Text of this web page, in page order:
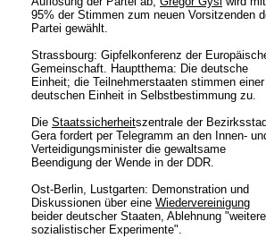
95% der Stimmen zum neuen Vorsitzenden
Partei gewählt.
Strassbourg: Gipfelkonferenz der
Gemeinschaft. Hauptthema: Die deutsche
Einheit; die Teilnehmerstaaten stimmen einer
deutschen Einheit in Selbstbestimmung zu.
Die Staatssicherheitszentrale der
Gera fordert per Telegramm an den Innen-
Verteidigungsminister die gewaltsame
Beendigung der Wende in der DDR.
Ost-Berlin, Lustgarten: Demonstration und
Diskussionen über eine Wiedervereinigung
beider deutscher Staaten, Ablehnung
sozialistischer Experimente".